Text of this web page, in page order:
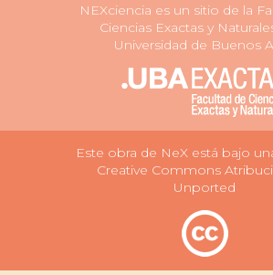
NEXciencia es un sitio de la
Ciencias Exactas y
Universidad de Buenos
Este obra de NeX está bajo
Creative Commons
Unported